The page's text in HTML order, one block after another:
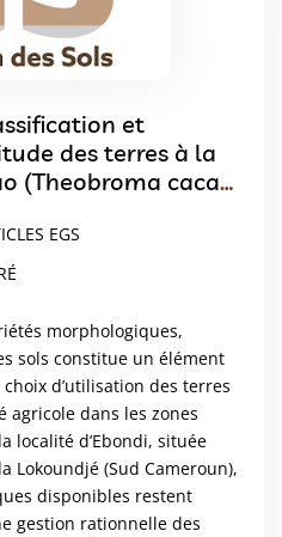
et
des terres à la
(Theobroma cacao
(Musa spp.)
de la Lokoundjé,
EGS
morphologiques,
sols constitue un élément
d’utilisation des terres
dans les zones
localité d’Ebondi, située
Lokoundjé (Sud Cameroun),
disponibles restent
gestion rationnelle des